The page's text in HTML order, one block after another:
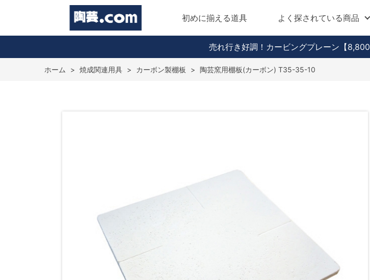
初めに揃える道具 よく探されている商品
売れ行き好調！カービングプレーン 【8,800
ホーム > 焼成関連用具 > カーボン製棚板 > 陶芸窯用棚板(カーボン) T35-35-10